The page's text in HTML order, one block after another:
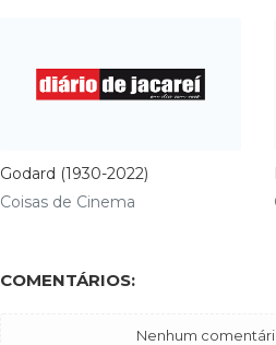
Godard (1930-2022)
Coisas de Cinema
COMENTÁRIOS:
Nenhum